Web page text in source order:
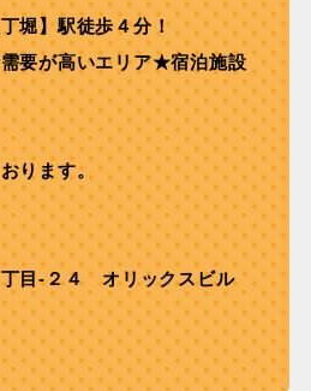
堀】駅徒歩４分！
要が高いエリア★宿泊施設
ります。
目-２４ オリックスビル